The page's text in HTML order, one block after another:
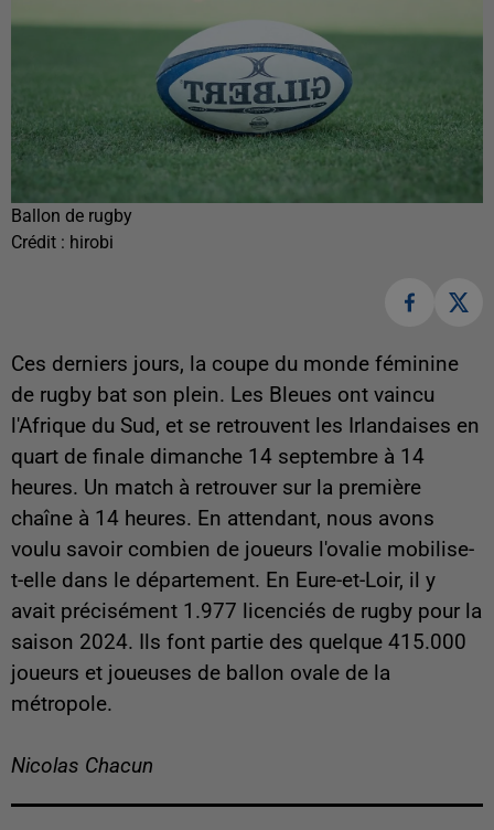
Ballon de rugby
Crédit : hirobi
Ces derniers jours, la coupe du monde féminine
de rugby bat son plein. Les Bleues ont vaincu
l'Afrique du Sud, et se retrouvent les Irlandaises en
quart de finale dimanche 14 septembre à 14
heures. Un match à retrouver sur la première
chaîne à 14 heures. En attendant, nous avons
voulu savoir combien de joueurs l'ovalie mobilise-
t-elle dans le département. En Eure-et-Loir, il y
avait précisément 1.977 licenciés de rugby pour la
saison 2024. Ils font partie des quelque 415.000
joueurs et joueuses de ballon ovale de la
métropole.
Nicolas Chacun